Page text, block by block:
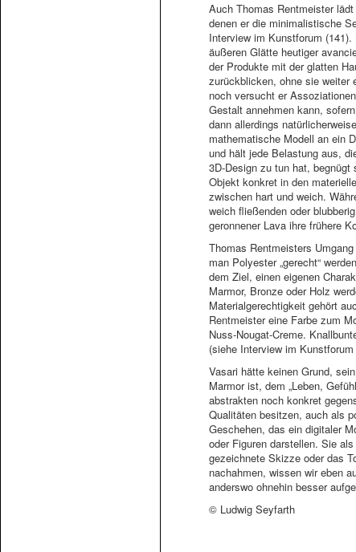
Auch Thomas Rentmeister
denen er die minimalistische
Interview im Kunstforum
äußeren Glätte heutiger
der Produkte mit der glatten
zurückblicken, ohne sie weiter
noch versucht er
Gestalt annehmen kann,
dann allerdings
mathematische Modell an ein
und hält jede Belastung aus,
3D-Design zu tun hat,
Objekt konkret in den
zwischen hart und weich.
weich fließenden oder
geronnener Lava ihre frühere
Thomas Rentmeisters
man Polyester „gerecht“
dem Ziel, einen eigenen
Marmor, Bronze oder Holz
Materialgerechtigkeit gehört
Rentmeister eine Farbe zum
Nuss-Nougat-Creme.
(siehe Interview im Kunstforum
Vasari hätte keinen Grund,
Marmor ist, dem „Leben,
abstrakten noch konkret
Qualitäten besitzen, auch als
Geschehen, das ein digitaler
oder Figuren darstellen. Sie
gezeichnete Skizze oder das
nachahmen, wissen wir eben
anderswo ohnehin besser
© Ludwig Seyfarth